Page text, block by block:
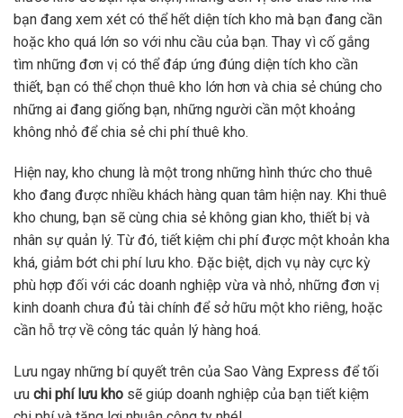
bạn đang xem xét có thể hết diện tích kho mà bạn đang cần
hoặc kho quá lớn so với nhu cầu của bạn. Thay vì cố gắng
tìm những đơn vị có thể đáp ứng đúng diện tích kho cần
thiết, bạn có thể chọn thuê kho lớn hơn và chia sẻ chúng cho
những ai đang giống bạn, những người cần một khoảng
không nhỏ để chia sẻ chi phí thuê kho.
Hiện nay, kho chung là một trong những hình thức cho thuê
kho đang được nhiều khách hàng quan tâm hiện nay. Khi thuê
kho chung, bạn sẽ cùng chia sẻ không gian kho, thiết bị và
nhân sự quản lý. Từ đó, tiết kiệm chi phí được một khoản kha
khá, giảm bớt chi phí lưu kho. Đặc biệt, dịch vụ này cực kỳ
phù hợp đối với các doanh nghiệp vừa và nhỏ, những đơn vị
kinh doanh chưa đủ tài chính để sở hữu một kho riêng, hoặc
cần hỗ trợ về công tác quản lý hàng hoá.
Lưu ngay những bí quyết trên của Sao Vàng Express để tối
ưu chi phí lưu kho sẽ giúp doanh nghiệp của bạn tiết kiệm